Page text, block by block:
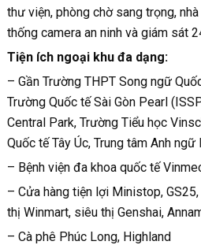
thư viện, phòng chờ sang trọng,
thống camera an ninh và giám sát
Tiện ích ngoại khu đa dạng:
– Gần Trường THPT Song ngữ
Trường Quốc tế Sài Gòn Pearl
Central Park, Trường Tiểu học
Quốc tế Tây Úc, Trung tâm Anh ngữ
– Bệnh viện đa khoa quốc tế
– Cửa hàng tiện lợi Ministop,
thị Winmart, siêu thị Genshai,
– Cà phê Phúc Long, Highland